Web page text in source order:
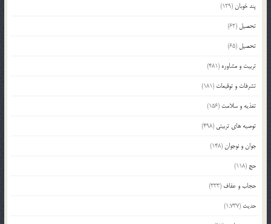
پند خوبان(129)
تحصیل (62)
تحصیل (65)
تربیت و مشاوره (481)
تشرفات و توقیعات (181)
تغذیه و سلامت (156)
توصیه های تربیتی (498)
جوان و نوجوان(148)
حج (118)
حجاب و عفاف (333)
حدیث (1,737)